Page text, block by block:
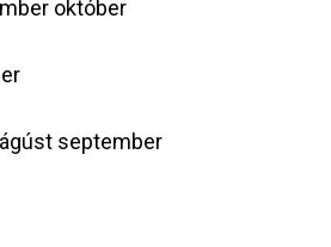
október
ágúst september